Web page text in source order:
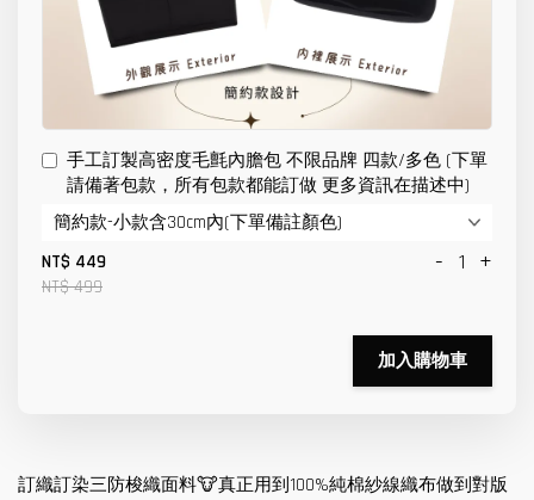
手工訂製高密度毛氈內膽包 不限品牌 四款/多色 (下單
請備著包款，所有包款都能訂做 更多資訊在描述中)
NT$ 449
NT$ 499
- +
加入購物車
訂織訂染三防梭織面料🐮真正用到100%純棉紗線織布做到對版